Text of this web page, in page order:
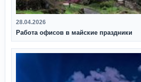
28.04.2026
Работа офисов в майские праздники